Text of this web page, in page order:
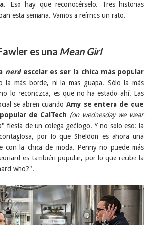
. Eso hay que reconocérselo. Tres historias
esta semana. Vamos a reírnos un rato.
es una Mean Girl
nerd escolar es ser la chica más popular
la más borde, ni la más guapa. Sólo la más
lo reconozca, es que no ha estado ahí. Las
se abren cuando Amy se entera de que
de CalTech (on wednesday we wear
fiesta de un colega geólogo. Y no sólo eso: la
por lo que Sheldon es ahora una
con la chica de moda. Penny no puede más
es también popular, por lo que recibe la
who?".